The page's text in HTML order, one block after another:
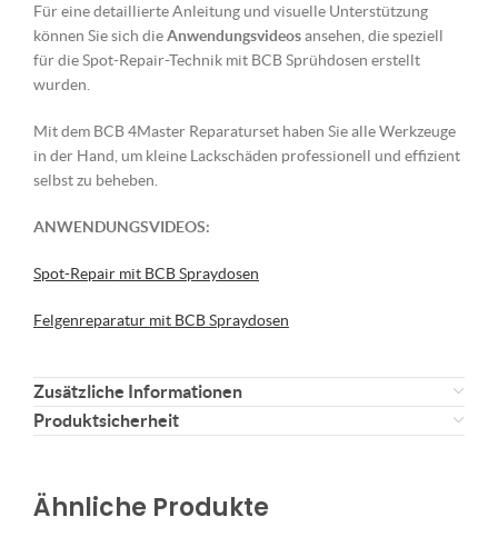
Für eine detaillierte Anleitung und visuelle Unterstützung
können Sie sich dieAnwendungsvideosansehen, die speziell
für die Spot-Repair-Technik mit BCB Sprühdosen erstellt
wurden.
Mit dem BCB 4Master Reparaturset haben Sie alle Werkzeuge
in der Hand, um kleine Lackschäden professionell und effizient
selbst zu beheben.
ANWENDUNGSVIDEOS:
Spot-Repair mit BCB Spraydosen
Felgenreparatur mit BCB Spraydosen
Zusätzliche Informationen
Produktsicherheit
Ähnliche Produkte